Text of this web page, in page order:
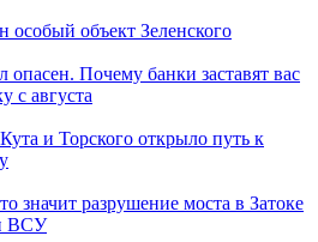
особый объект Зеленского
Почему банки заставят вас
с августа
и Торского открыло путь к
значит разрушение моста в Затоке
ВСУ